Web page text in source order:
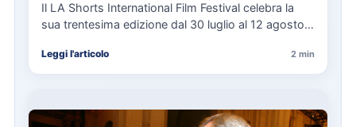
Il LA Shorts International Film Festival celebra la
sua trentesima edizione dal 30 luglio al 12 agosto,
Leggi l'articolo 2 min